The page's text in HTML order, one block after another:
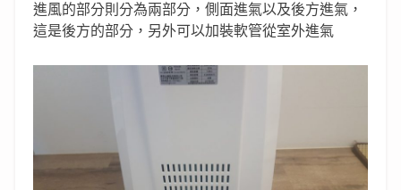
進風的部分則分為兩部分，側面進氣以及後方進氣，
這是後方的部分，另外可以加裝軟管從室外進氣